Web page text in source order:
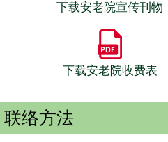
下载安老院宣传刊物
下载安老院收费表
联络方法